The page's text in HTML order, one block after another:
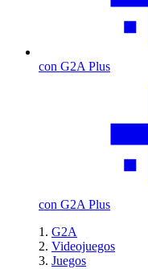
con G2A Plus
con G2A Plus
G2A
Videojuegos
Juegos